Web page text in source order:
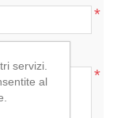
*
*
servizi.
al